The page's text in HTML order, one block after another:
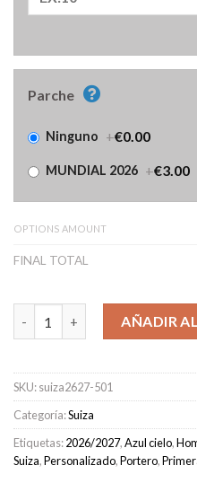
Parche
Ninguno +€0.00
MUNDIAL 2026 +€3.00
OPTIONS AMOUNT
FINAL TOTAL
Camiseta Suiza Portero
AÑADIR
SKU:suiza2627-501
Categoría:Suiza
Etiquetas:2026/2027,Azul cielo,
Suiza,Personalizado,Portero,